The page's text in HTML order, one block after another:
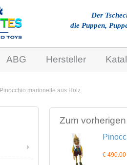
ABG Hersteller
Pinocchio marionette aus Holz
Zum vorherigen
€ 490.00
Der
die Puppen,